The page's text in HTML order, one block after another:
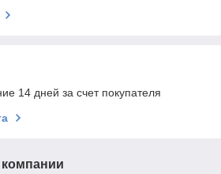
14 дней за счет покупателя